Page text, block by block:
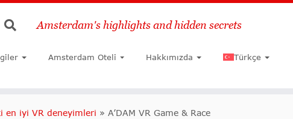
Ara
Amsterdam's highlights and hidden secrets
Amsterdam Oteli Hakkımızda Türkçe
en iyi VR deneyimleri » A’DAM VR Game & Race